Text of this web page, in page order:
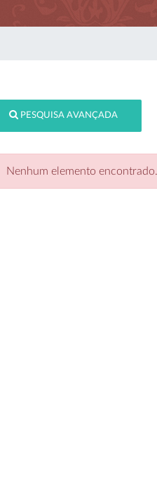
PESQUISA AVANÇADA
Nenhum elemento encontrado.